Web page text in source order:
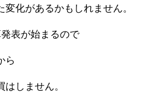
化があるかもしれません。
表が始まるので
ら
しません。